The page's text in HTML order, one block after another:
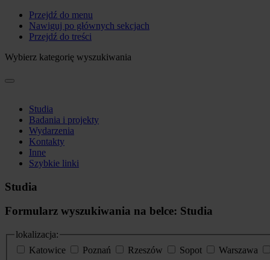
Przejdź do menu
Nawiguj po głównych sekcjach
Przejdź do treści
Wybierz kategorię wyszukiwania
Studia
Badania i projekty
Wydarzenia
Kontakty
Inne
Szybkie linki
Studia
Formularz wyszukiwania na belce: Studia
lokalizacja:
Katowice
Poznań Rzeszów Sopot Warszawa